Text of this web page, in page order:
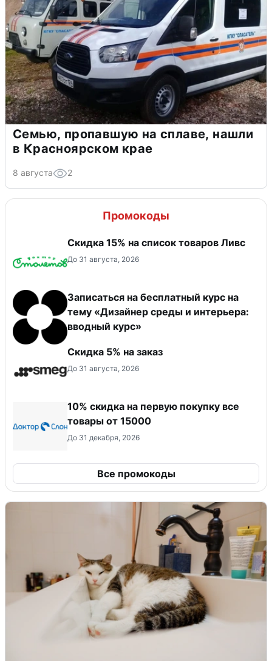
Семью, пропавшую на сплаве, нашли
в Красноярском крае
8 августа 2
Промокоды
Скидка 15% на список товаров Ливс
До 31 августа, 2026
Записаться на бесплатный курс на
тему «Дизайнер среды и интерьера:
вводный курс»
Скидка 5% на заказ
До 31 августа, 2026
10% скидка на первую покупку все
товары от 15000
До 31 декабря, 2026
Все промокоды